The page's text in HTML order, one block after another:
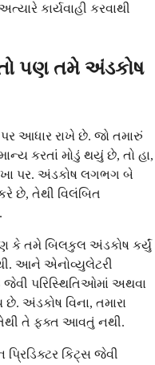
કાર્યવાહી કરવાથી
પણ તમે અંડકોષ
આધાર રાખે છે. જો તમારું
કરતાં મોડું થયું છે, તો હા,
પર. અંડકોષ લગભગ બે
છે, તેથી વિલંબિત
કે તમે બિલકુલ અંડકોષ કર્યું
આને એનોવ્યુલેટરી
પરિસ્થિતિઓમાં અથવા
અંડકોષ વિના, તમારા
તે ફક્ત આવતું નથી.
કિટ્સ જેવી